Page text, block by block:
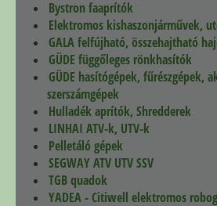
Bystron faaprítók
Elektromos kishaszonjárművek,
GALA felfújható, összehajtható
GÜDE függőleges rönkhasítók
GÜDE hasítógépek, fűrészgépek,
szerszámgépek
Hulladék aprítók, Shredderek
LINHAI ATV-k, UTV-k
Pelletáló gépek
SEGWAY ATV UTV SSV
TGB quadok
YADEA - Citiwell elektromos